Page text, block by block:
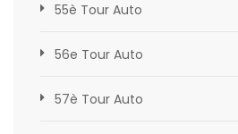
55è Tour Auto
56e Tour Auto
57è Tour Auto